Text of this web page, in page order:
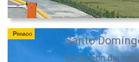
Privado
Santo
Excursión dia